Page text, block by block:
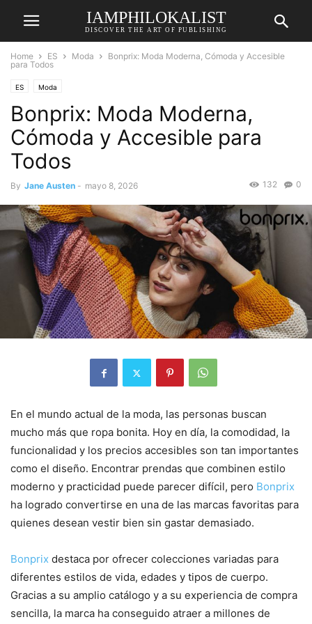
IAMPHILOKALIST
DISCOVER THE ART OF PUBLISHING
Home ES Moda
Bonprix: Moda Moderna, Cómoda y Accesible
para Todos
ES Moda
Bonprix: Moda Moderna,
Cómoda y Accesible para
Todos
By Jane Austen - mayo 8, 2026 0
132
En el mundo actual de la moda, las personas buscan
mucho más que ropa bonita. Hoy en día, la comodidad, la
funcionalidad y los precios accesibles son tan importantes
como el diseño. Encontrar prendas que combinen estilo
moderno y practicidad puede parecer difícil, pero Bonprix
ha logrado convertirse en una de las marcas favoritas para
quienes desean vestir bien sin gastar demasiado.
Bonprix destaca por ofrecer colecciones variadas para
diferentes estilos de vida, edades y tipos de cuerpo.
Gracias a su amplio catálogo y a su experiencia de compra
sencilla, la marca ha conseguido atraer a millones de